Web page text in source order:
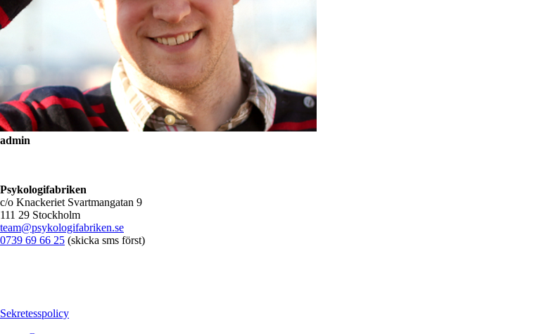
admin
Psykologifabriken
c/o Knackeriet Svartmangatan 9
111 29 Stockholm
team@psykologifabriken.se
0739 69 66 25 (skicka sms först)
Sekretesspolicy